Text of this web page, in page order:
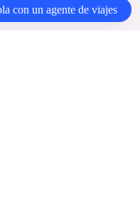
viajes y profesionales
con un agente de viajes